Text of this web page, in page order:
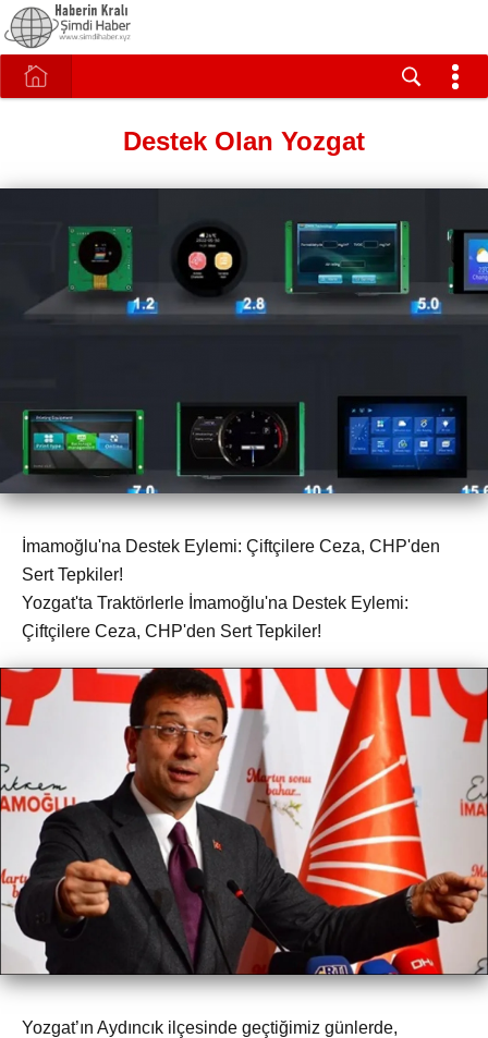
Destek Olan Yozgat
İmamoğlu'na Destek Eylemi: Çiftçilere Ceza, CHP'den
Sert Tepkiler!
Yozgat'ta Traktörlerle İmamoğlu'na Destek Eylemi:
Çiftçilere Ceza, CHP'den Sert Tepkiler!
Yozgat’ın Aydıncık ilçesinde geçtiğimiz günlerde,